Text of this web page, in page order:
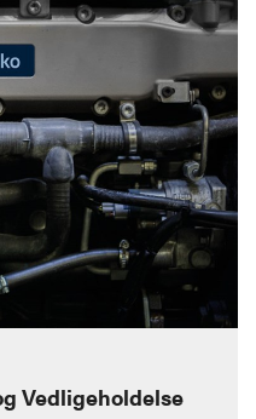
Vedligeholdelse